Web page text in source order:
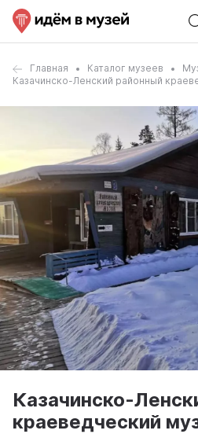
Главная Каталог музеев
Казачинско-Ленский районный
Казачинско-
краеведческий